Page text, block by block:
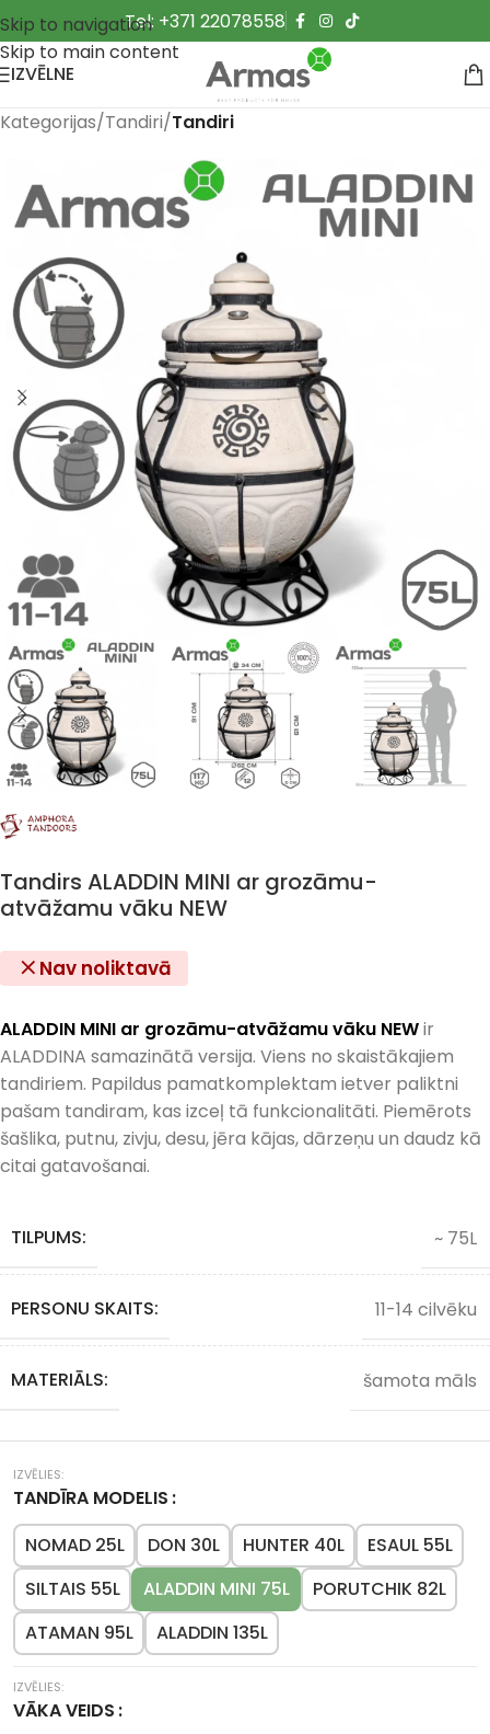
Skip to navigation
Skip to main content
Tel: +371 22078558
IZVĒLNE
Kategorijas Tandiri Tandiri
Tandirs ALADDIN MINI ar grozāmu-
atvāžamu vāku NEW
Nav noliktavā
ALADDIN MINI ar grozāmu-atvāžamu vāku NEWir
ALADDINA samazinātā versija. Viens no skaistākajiem
tandiriem. Papildus pamatkomplektam ietver paliktni
pašam tandiram, kas izceļ tā funkcionalitāti. Piemērots
šašlika, putnu, zivju, desu, jēra kājas, dārzeņu un daudz kā
citai gatavošanai.
TILPUMS: ~ 75L
PERSONU SKAITS: 11-14 cilvēku
MATERIĀLS: šamota māls
TANDĪRA MODELIS
NOMAD 25L
DON 30L HUNTER 40L
ESAUL 55L
SILTAIS 55L
ALADDIN MINI 75L
PORUTCHIK 82L
ATAMAN 95L
ALADDIN 135L
VĀKA VEIDS